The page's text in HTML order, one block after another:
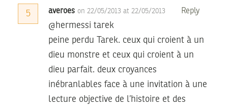
5 averoes on 22/05/2013 at 22/05/2013 Reply
@hermessi tarek
peine perdu Tarek. ceux qui croient à un
dieu monstre et ceux qui croient à un
dieu parfait. deux croyances
inébranlables face à une invitation à une
lecture objective de l’histoire et des